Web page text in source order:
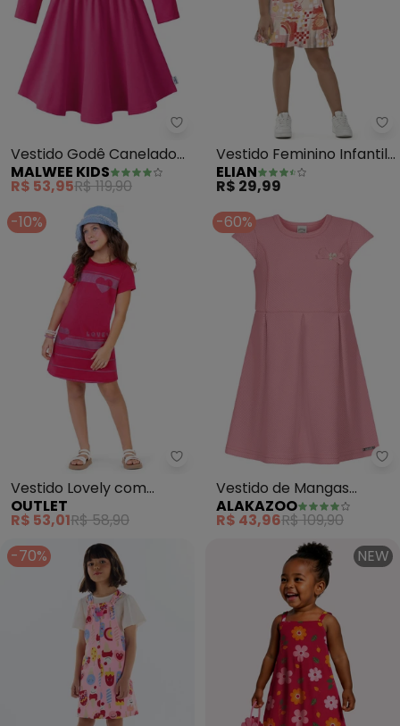
Malwee Kids - Vestido Godê
Vestido Godê Canelado
com Aplique (Rosa)
MALWEE KIDS
R$ 53,95R$ 119,90
Vestido Feminino Infantil
(Rosa)
ELIAN
R$ 29,99
-10%
Outlet - Vestido Lovely com
Vestido Lovely com
Corações Menina (Rosa )
OUTLET
R$ 53,01R$ 58,90
-60%
Vestido de Mangas
Curtas com Laço em
Malha (Rosa)
ALAKAZOO
R$ 43,96R$ 109,90
-70%
NEW